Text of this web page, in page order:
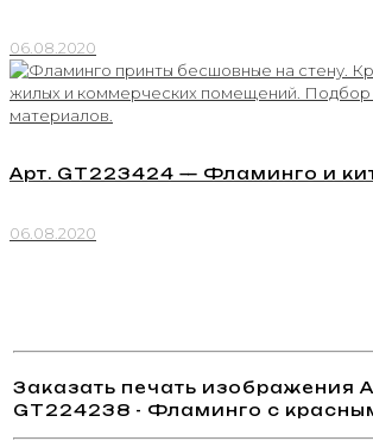
06.08.2020
Арт. GT223424 — Фламинго и
06.08.2020
Заказать печать изображения
GT224238 - Фламинго с